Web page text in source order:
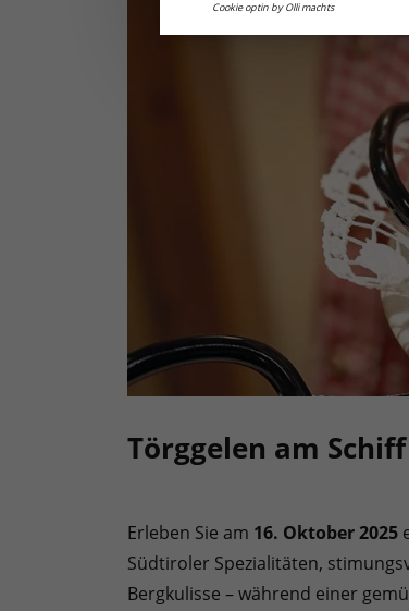
Törggelen am Schiff
Erleben Sie am 16. Oktober 2025
Südtiroler Spezialitäten,
Bergkulisse – während einer
Cookie optin by Olli machts